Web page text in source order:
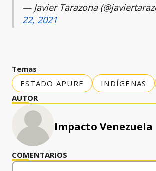
— Javier Tarazona
22, 2021
Temas
ESTADO APURE
INDÍGENAS
AUTOR
Impacto Venezuela
COMENTARIOS